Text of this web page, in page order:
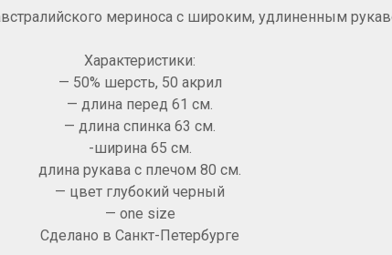
мериноса с широким, удлиненным
Характеристики:
— 50% шерсть, 50 акрил
— длина перед 61 см.
— длина спинка 63 см.
-ширина 65 см.
длина рукава с плечом 80 см.
— цвет глубокий черный
— one size
Сделано в Санкт-Петербурге